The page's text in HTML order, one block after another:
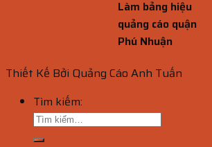
Làm bảng hiệu
quảng cáo quận
Phú Nhuận
Thiết Kế Bởi Quảng Cáo Anh Tuấn
Tìm kiếm: